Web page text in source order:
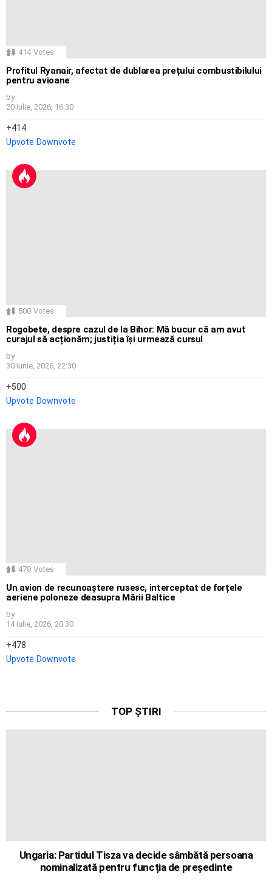
414 Votes
Profitul Ryanair, afectat de dublarea prețului combustibilului
pentru avioane
by
20 iulie, 2026, 16:30
414
Upvote Downvote
500 Votes
Rogobete, despre cazul de la Bihor: Mă bucur că am avut
curajul să acționăm; justiția își urmează cursul
by
30 iunie, 2026, 22:30
500
Upvote Downvote
478 Votes
Un avion de recunoaștere rusesc, interceptat de forțele
aeriene poloneze deasupra Mării Baltice
by
14 iulie, 2026, 20:30
478
Upvote Downvote
TOP ȘTIRI
Ungaria: Partidul Tisza va decide sâmbătă persoana
nominalizată pentru funcția de președinte